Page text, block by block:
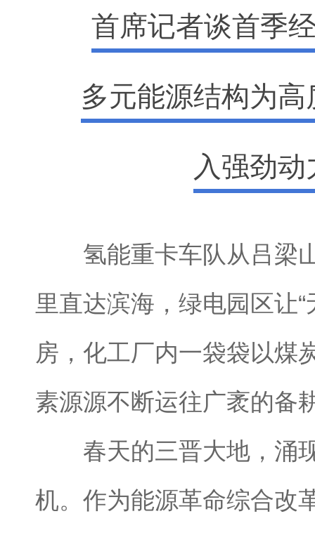
首席记者谈首季
多元能源结构为
入强劲动
氢能重卡车队从吕梁
里直达滨海，绿电园区让“
房，化工厂内一袋袋以煤
素源源不断运往广袤的
春天的三晋大地，涌
机。作为能源革命综合改